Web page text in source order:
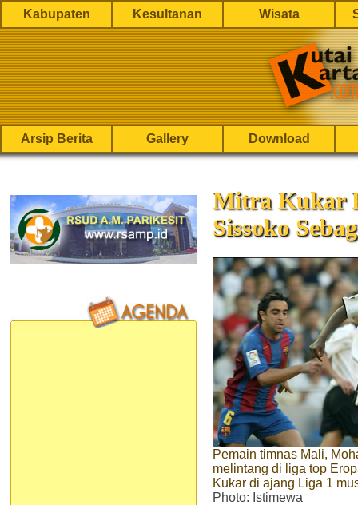
Kabupaten Kesultanan Wisata
Arsip Berita Gallery Download
Mitra Kukar
Sissoko
Pemain timnas Mali,
melintang di liga top
Kukar di ajang Liga 1
Photo: Istimewa